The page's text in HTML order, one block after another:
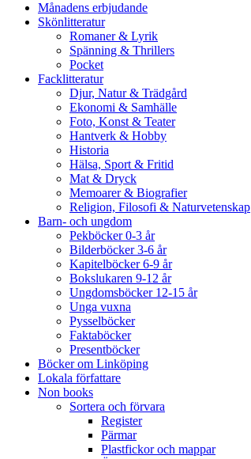
Månadens erbjudande
Skönlitteratur
Romaner & Lyrik
Spänning & Thrillers
Pocket
Facklitteratur
Djur, Natur & Trädgård
Ekonomi & Samhälle
Foto, Konst & Teater
Hantverk & Hobby
Historia
Hälsa, Sport & Fritid
Mat & Dryck
Memoarer & Biografier
Religion, Filosofi & Naturvetenskap
Barn- och ungdom
Pekböcker 0-3 år
Bilderböcker 3-6 år
Kapitelböcker 6-9 år
Bokslukaren 9-12 år
Ungdomsböcker 12-15 år
Unga vuxna
Pysselböcker
Faktaböcker
Presentböcker
Böcker om Linköping
Lokala författare
Non books
Sortera och förvara
Register
Pärmar
Plastfickor och mappar